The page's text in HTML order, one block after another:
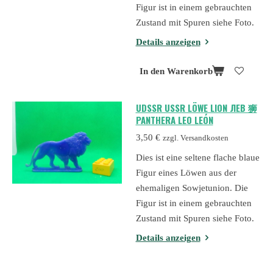
Figur ist in einem gebrauchten
Zustand mit Spuren siehe Foto.
Details anzeigen
In den Warenkorb
UDSSR USSR LÖWE LION ЛЕВ 狮
PANTHERA LEO LEÓN
3,50 € zzgl. Versandkosten
Dies ist eine seltene flache blaue
Figur eines Löwen aus der
ehemaligen Sowjetunion. Die
Figur ist in einem gebrauchten
Zustand mit Spuren siehe Foto.
Details anzeigen